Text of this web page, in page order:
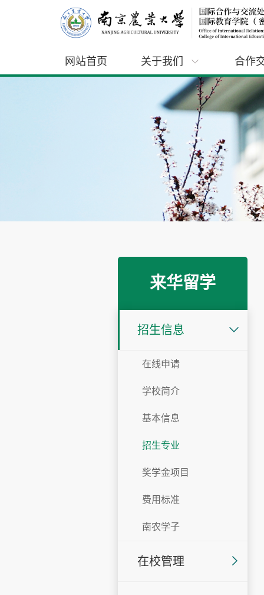
网站首页 关于我们 合作
来华留学
招生信息
在线申请
学校简介
基本信息
招生专业
奖学金项目
费用标准
南农学子
在校管理